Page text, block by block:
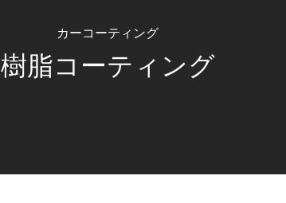
カーコーティング
樹脂コーティング